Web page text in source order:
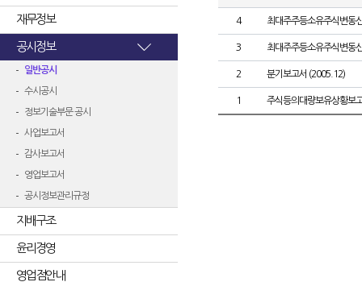
재무정보
공시정보
일반공시
수시공시
정보기술부문 공시
사업보고서
감사보고서
영업보고서
공시정보관리규정
지배구조
윤리경영
영업점안내
4 최대주주등소유주식변동
3 최대주주등소유주식변동
2 분기보고서 (2005.12)
1 주식등의대량보유상황보